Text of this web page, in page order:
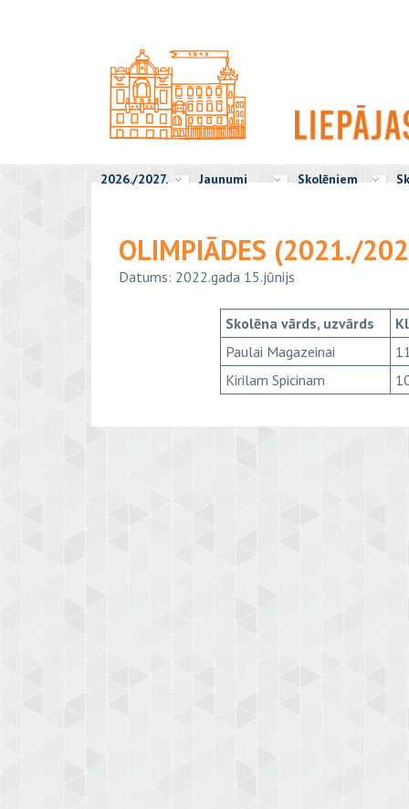
2026./2027. Jaunumi Skolēniem
OLIMPIĀDES (2021./
Datums: 2022.gada 15.jūnijs
Skolēna vārds, uzvārds
Paulai Magazeinai
Kirilam Spicinam